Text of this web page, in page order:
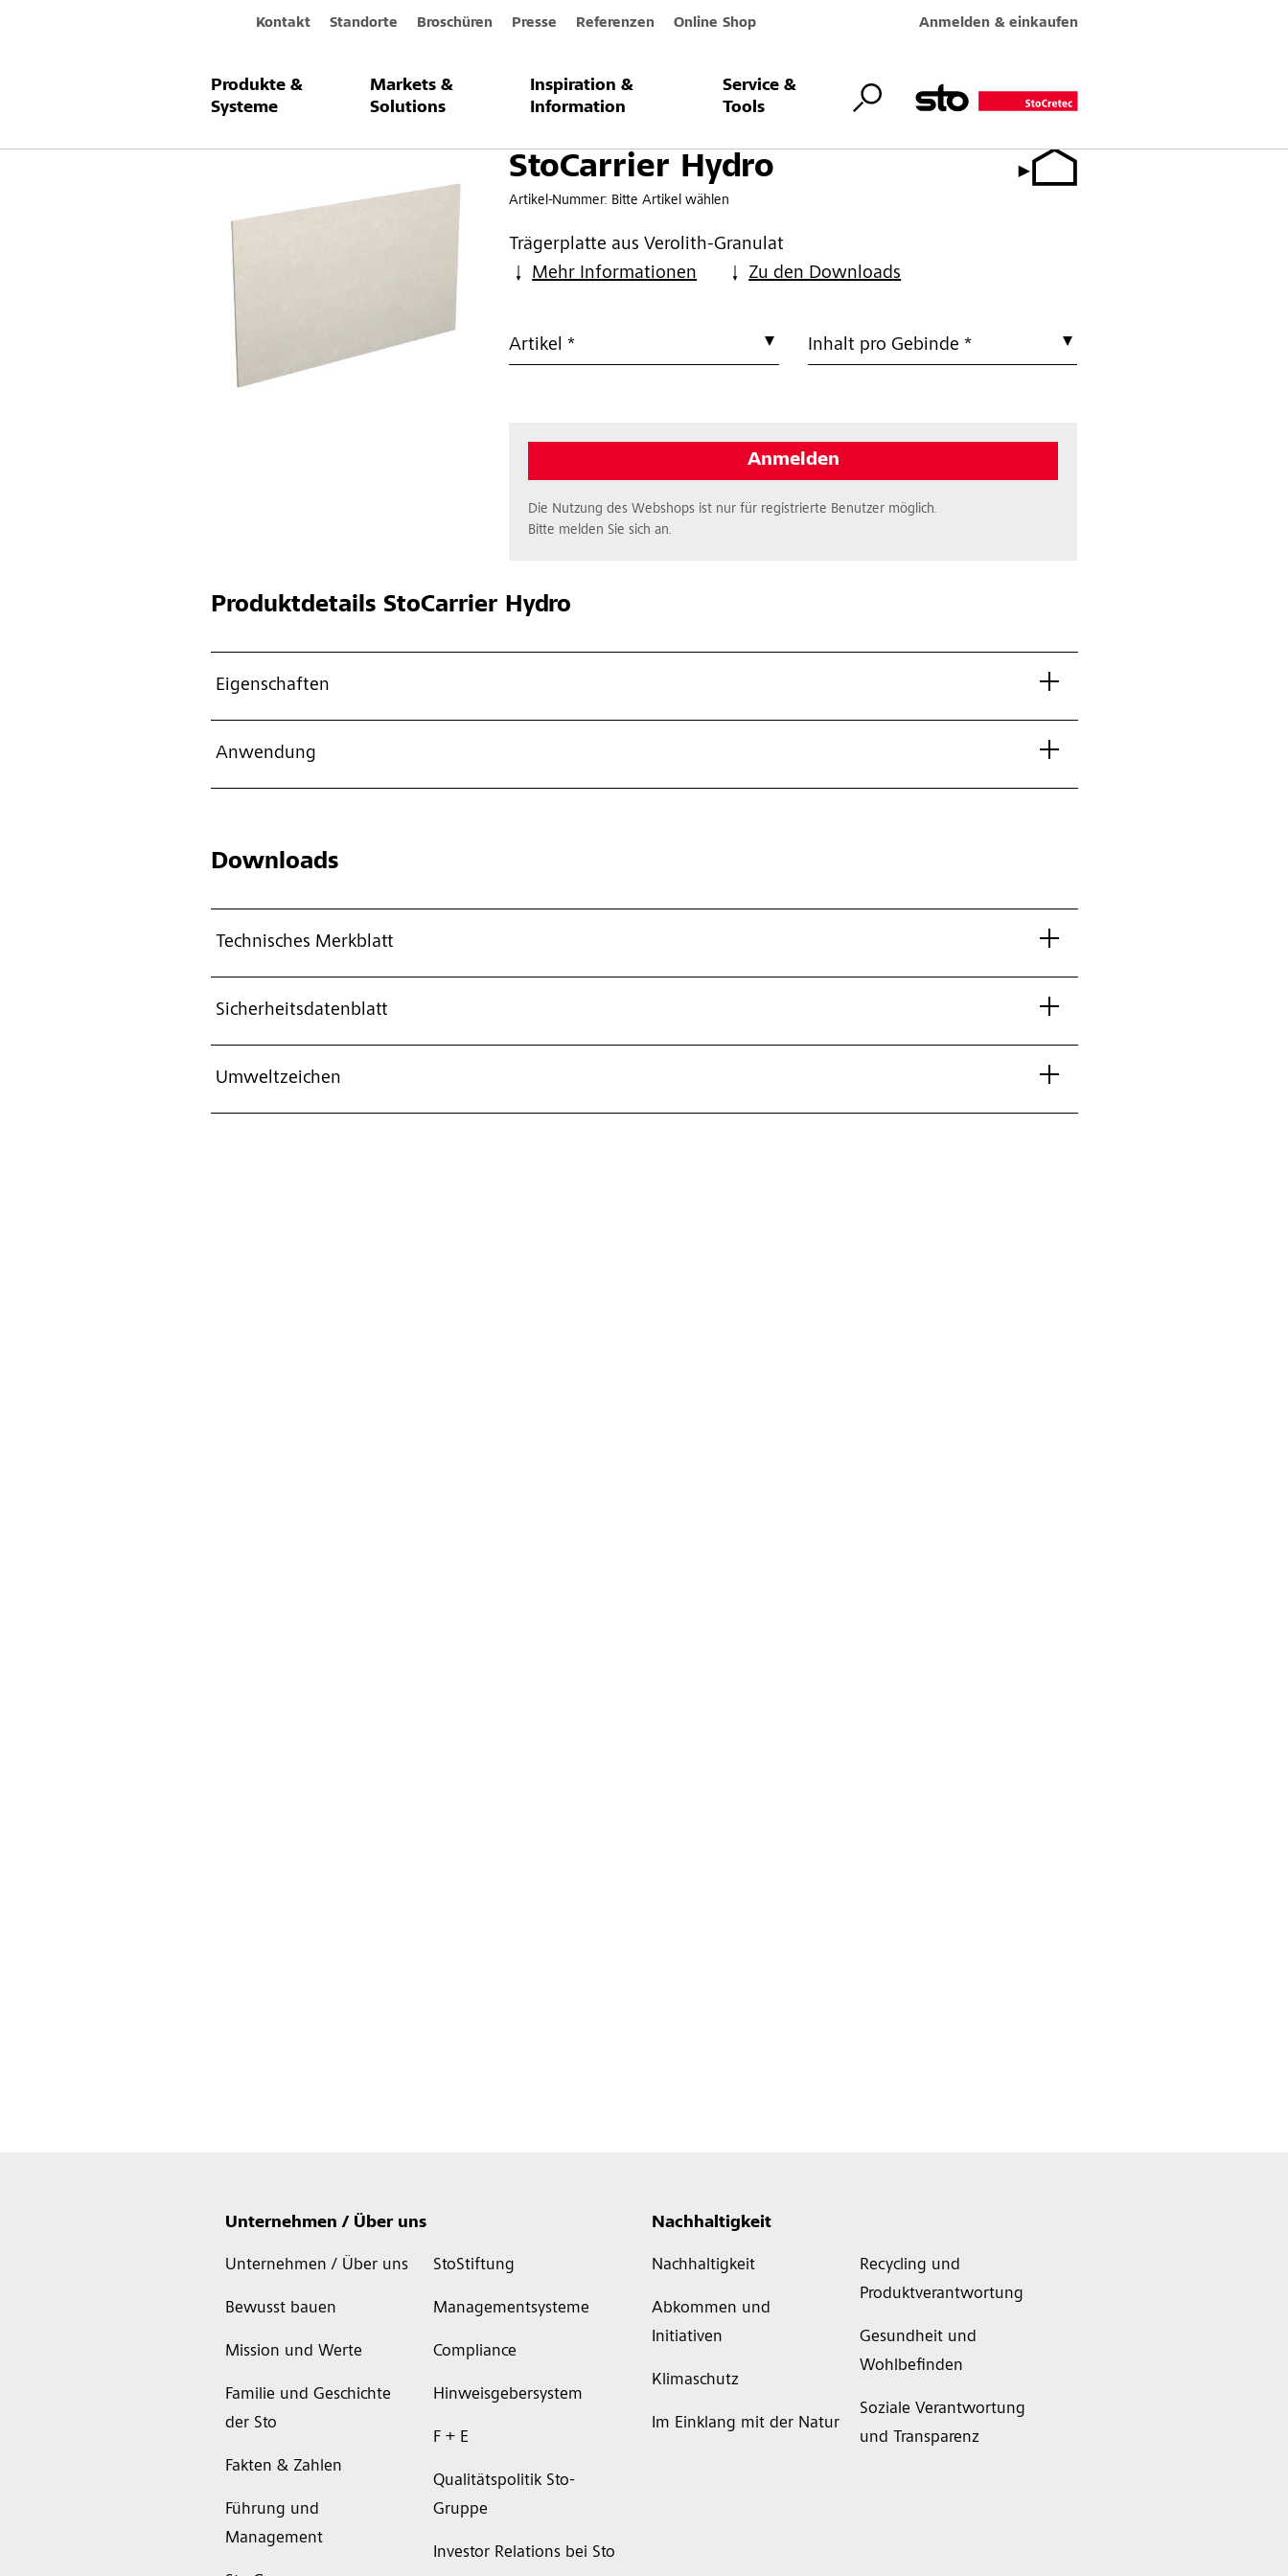
Kontakt Standorte Broschüren Presse Referenzen Online Shop Anmelden & einkaufen
Produkte &
Systeme
Markets &
Solutions
Inspiration &
Information
Service &
Tools
Produkte & Systeme StoCarrier Hydro
StoCarrier Hydro
Artikel-Nummer: Bitte Artikel wählen
Trägerplatte aus Verolith-Granulat
Mehr Informationen
Zu den Downloads
Artikel * Inhalt pro Gebinde *
Anmelden
Die Nutzung des Webshops ist nur für registrierte Benutzer möglich.
Bitte melden Sie sich an.
ProduktdetailsStoCarrier Hydro
Eigenschaften
Anwendung
Downloads
Technisches Merkblatt
Sicherheitsdatenblatt
Umweltzeichen
Unternehmen / Über uns
Unternehmen / Über uns
Bewusst bauen
Mission und Werte
Familie und Geschichte
der Sto
Fakten & Zahlen
Führung und
Management
StoStiftung
Managementsysteme
Compliance
Hinweisgebersystem
F + E
Qualitätspolitik Sto-
Gruppe
Investor Relations bei Sto
Nachhaltigkeit
Nachhaltigkeit
Abkommen und
Initiativen
Klimaschutz
Im Einklang mit der Natur
Recycling und
Produktverantwortung
Gesundheit und
Wohlbefinden
Soziale Verantwortung
und Transparenz